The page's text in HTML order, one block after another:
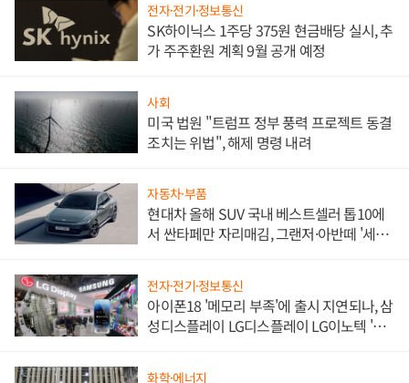
전자·전기·정보통신
SK하이닉스 1주당 375원 현금배당 실시, 추
가 주주환원 계획 9월 공개 예정
사회
미국 법원 "트럼프 정부 풍력 프로젝트 동결
조치는 위법", 해제 명령 내려
자동차·부품
현대차 올해 SUV 국내 베스트셀러 톱10에
서 싼타페만 자리매김, 그랜저·아반떼 '세단
전자·전기·정보통신
아이폰18 '메모리 부족'에 출시 지연되나, 삼
성디스플레이 LG디스플레이 LG이노텍 '탈
화학·에너지